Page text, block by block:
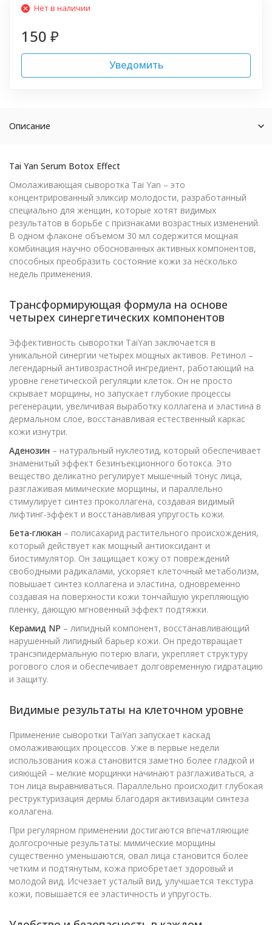
Нет в наличии
150 ₽
Уведомить
Описание
Tai Yan Serum Botox Effect
Омолаживающая сыворотка Tai Yan – это
концентрированный эликсир молодости, разработанный
специально для женщин, которые хотят видимых
результатов в борьбе с признаками возрастных изменений.
В одном флаконе объемом 30 мл содержится мощная
комбинация научно обоснованных активных компонентов,
способных преобразить состояние кожи за несколько
недель применения.
Трансформирующая формула на основе
четырех синергетических компонентов
Эффективность сыворотки TaiYan заключается в
уникальной синергии четырех мощных активов. Ретинол –
легендарный антивозрастной ингредиент, работающий на
уровне генетической регуляции клеток. Он не просто
скрывает морщины, но запускает глубокие процессы
регенерации, увеличивая выработку коллагена и эластина в
дермальном слое, восстанавливая естественный каркас
кожи изнутри.
Аденозин – натуральный нуклеотид, который обеспечивает
знаменитый эффект безинъекционного ботокса. Это
вещество деликатно регулирует мышечный тонус лица,
разглаживая мимические морщины, и параллельно
стимулирует синтез проколлагена, создавая видимый
лифтинг-эффект и восстанавливая упругость кожи.
Бета-глюкан – полисахарид растительного происхождения,
который действует как мощный антиоксидант и
биостимулятор. Он защищает кожу от повреждений
свободными радикалами, ускоряет клеточный метаболизм,
повышает синтез коллагена и эластина, одновременно
создавая на поверхности кожи тончайшую укрепляющую
пленку, дающую мгновенный эффект подтяжки.
Керамид NP – липидный компонент, восстанавливающий
нарушенный липидный барьер кожи. Он предотвращает
трансэпидермальную потерю влаги, укрепляет структуру
рогового слоя и обеспечивает долговременную гидратацию
и защиту.
Видимые результаты на клеточном уровне
Применение сыворотки TaiYan запускает каскад
омолаживающих процессов. Уже в первые недели
использования кожа становится заметно более гладкой и
сияющей – мелкие морщинки начинают разглаживаться, а
тон лица выравниваться. Параллельно происходит глубокая
реструктуризация дермы благодаря активизации синтеза
коллагена.
При регулярном применении достигаются впечатляющие
долгосрочные результаты: мимические морщины
существенно уменьшаются, овал лица становится более
четким и подтянутым, кожа приобретает здоровый и
молодой вид. Исчезает усталый вид, улучшается текстура
кожи, повышается ее эластичность и упругость.